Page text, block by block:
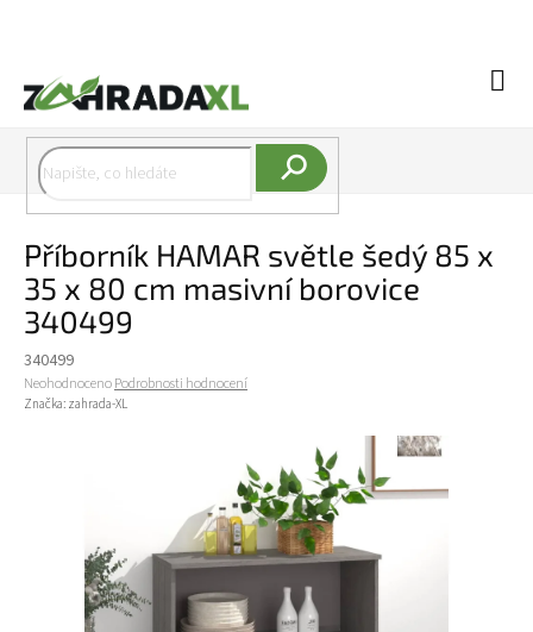
Příborník HAMAR světle šedý 85 x
35 x 80 cm masivní borovice
340499
340499
Průměrné hodnocení produktu je 0,0 z 5 hvězdiček.
NeohodnocenoPodrobnosti hodnocení
Značka: zahrada-XL